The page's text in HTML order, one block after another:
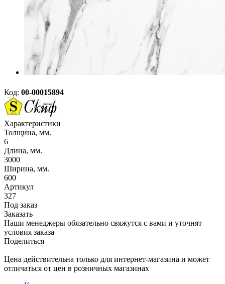
Код: 00-00015894
Характеристики
Толщина, мм.
6
Длина, мм.
3000
Ширина, мм.
600
Артикул
327
Под заказ
Заказать
Наши менеджеры обязательно свяжутся с вами и уточнят
условия заказа
Поделиться
Цена действительна только для интернет-магазина и может
отличаться от цен в розничных магазинах